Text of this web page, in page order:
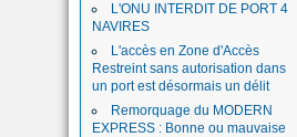
L'ONU INTERDIT DE PORT 4
NAVIRES
L'accès en Zone d'Accès
Restreint sans autorisation dans
un port est désormais un délit
Remorquage du MODERN
EXPRESS : Bonne ou mauvaise